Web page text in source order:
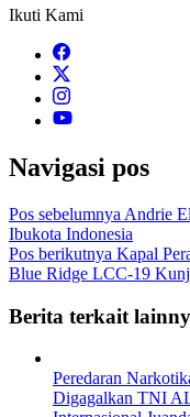
Ikuti Kami
Navigasi pos
Pos sebelumnya Andrie
Ibukota Indonesia
Pos berikutnya Kapal
Blue Ridge LCC-19
Berita terkait
Peredaran
Digagalkan TNI